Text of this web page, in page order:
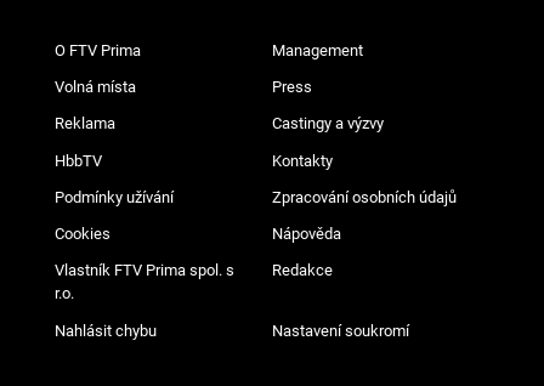
O FTV Prima Management
Volná místa Press
Reklama Castingy a výzvy
HbbTV Kontakty
Podmínky užívání Zpracování osobních údajů
Cookies Nápověda
Vlastník FTV Prima spol. s
r.o.
Redakce
Nahlásit chybu Nastavení soukromí